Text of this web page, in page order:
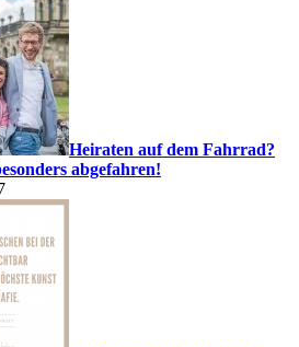
Heiraten auf dem Fahrrad?
abgefahren!